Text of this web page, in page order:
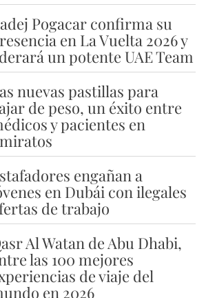
Pogacar confirma su
en La Vuelta 2026 y
un potente UAE Team
nuevas pastillas para
de peso, un éxito entre
y pacientes en
engañan a
en Dubái con ilegales
de trabajo
Al Watan de Abu Dhabi,
las 100 mejores
de viaje del
en 2026